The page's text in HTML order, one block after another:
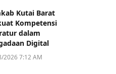
Kutai Barat
Kompetensi
dalam
Digital
2026 7:12 AM